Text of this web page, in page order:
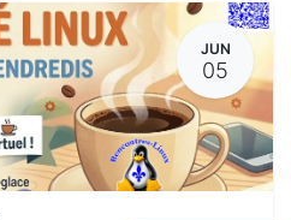
JUN
05